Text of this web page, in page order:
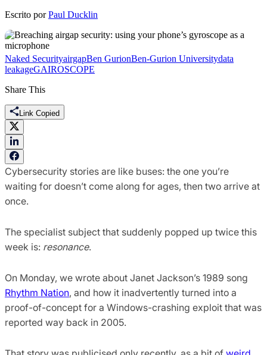
Escrito por Paul Ducklin
Naked SecurityairgapBen GurionBen-Gurion Universitydata
leakageGAIROSCOPE
Share This
Link Copied
Cybersecurity stories are like buses: the one you’re
waiting for doesn’t come along for ages, then two arrive at
once.
The specialist subject that suddenly popped up twice this
week is: resonance.
On Monday, we wrote about Janet Jackson’s 1989 song
Rhythm Nation, and how it inadvertently turned into a
proof-of-concept for a Windows-crashing exploit that was
reported way back in 2005.